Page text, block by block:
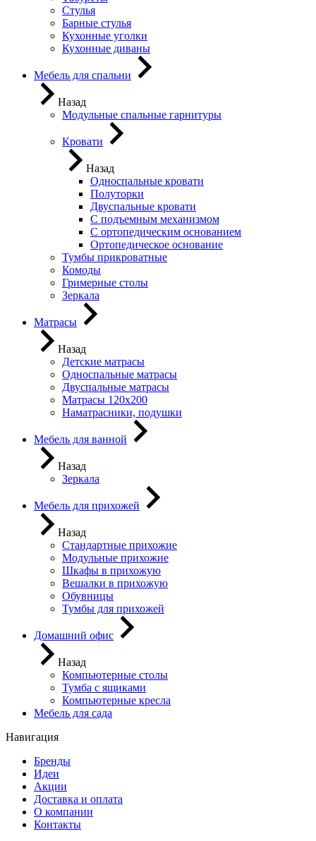
Стулья
Барные стулья
Кухонные уголки
Кухонные диваны
Мебель для спальни
Назад
Модульные спальные гарнитуры
Кровати
Назад
Односпальные кровати
Полуторки
Двуспальные кровати
С подъемным механизмом
С ортопедическим основанием
Ортопедическое основание
Тумбы прикроватные
Комоды
Гримерные столы
Зеркала
Матрасы
Назад
Детские матрасы
Односпальные матрасы
Двуспальные матрасы
Матрасы 120х200
Наматрасники, подушки
Мебель для ванной
Назад
Зеркала
Мебель для прихожей
Назад
Стандартные прихожие
Модульные прихожие
Шкафы в прихожую
Вешалки в прихожую
Обувницы
Тумбы для прихожей
Домашний офис
Назад
Компьютерные столы
Тумба с ящиками
Компьютерные кресла
Мебель для сада
Навигация
Бренды
Идеи
Акции
Доставка и оплата
О компании
Контакты